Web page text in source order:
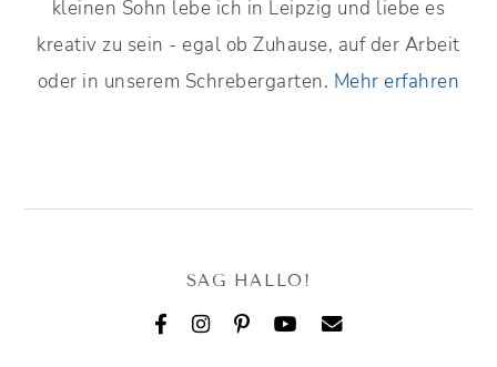
kleinen Sohn lebe ich in Leipzig und liebe es
kreativ zu sein - egal ob Zuhause, auf der Arbeit
oder in unserem Schrebergarten. Mehr erfahren
SAG HALLO!